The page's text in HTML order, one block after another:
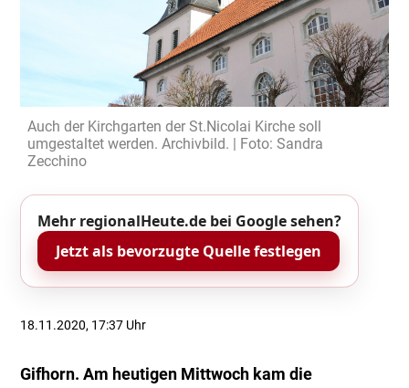
Auch der Kirchgarten der St.Nicolai Kirche soll
umgestaltet werden. Archivbild. | Foto: Sandra
Zecchino
Mehr regionalHeute.de bei Google sehen?
Jetzt als bevorzugte Quelle festlegen
18.11.2020, 17:37 Uhr
Gifhorn. Am heutigen Mittwoch kam die